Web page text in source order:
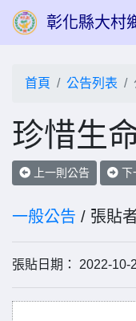
彰化縣大村
首頁 公告列表
珍惜生
上一則公告 下
一般公告 / 張貼
張貼日期： 2022-